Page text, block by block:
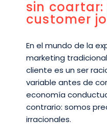
sin
customer
En el mundo de la
marketing
cliente es un ser
variable antes de
economía
contrario: somos
irracionales.